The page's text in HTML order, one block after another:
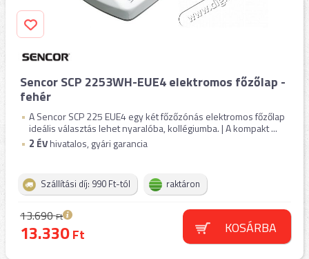
Sencor SCP 2253WH-EUE4 elektromos főzőlap -
fehér
A Sencor SCP 225 EUE4 egy két főzőzónás elektromos főzőlap
ideális választás lehet nyaralóba, kollégiumba. | A kompakt ...
2 ÉVhivatalos, gyári garancia
Szállítási díj: 990 Ft-tól raktáron
13.690Ft
13.330Ft KOSÁRBA